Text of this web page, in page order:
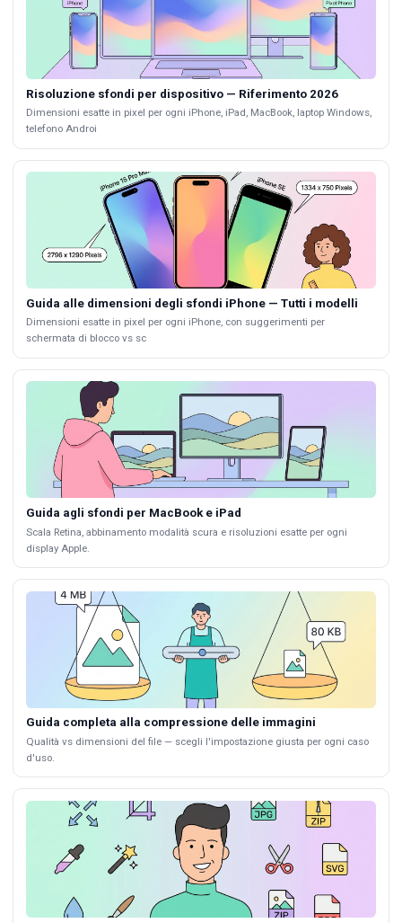
Risoluzione sfondi per dispositivo — Riferimento 2026
Dimensioni esatte in pixel per ogni iPhone, iPad, MacBook, laptop Windows,
telefono Androi
Guida alle dimensioni degli sfondi iPhone — Tutti i modelli
Dimensioni esatte in pixel per ogni iPhone, con suggerimenti per
schermata di blocco vs sc
Guida agli sfondi per MacBook e iPad
Scala Retina, abbinamento modalità scura e risoluzioni esatte per ogni
display Apple.
Guida completa alla compressione delle immagini
Qualità vs dimensioni del file — scegli l'impostazione giusta per ogni caso
d'uso.